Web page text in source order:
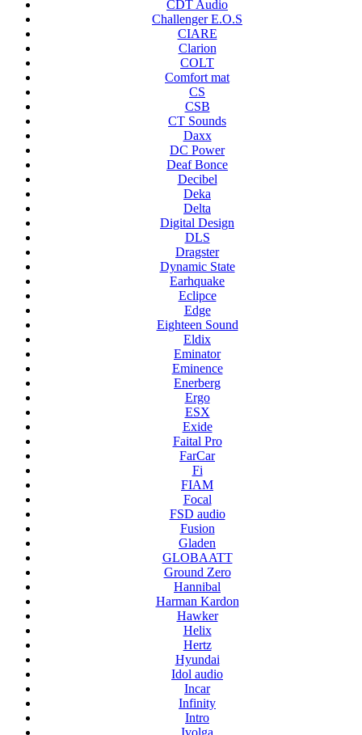
CDT Audio
Challenger E.O.S
CIARE
Clarion
COLT
Comfort mat
CS
CSB
CT Sounds
Daxx
DC Power
Deaf Bonce
Decibel
Deka
Delta
Digital Design
DLS
Dragster
Dynamic State
Earhquake
Eclipce
Edge
Eighteen Sound
Eldix
Eminator
Eminence
Enerberg
Ergo
ESX
Exide
Faital Pro
FarCar
Fi
FIAM
Focal
FSD audio
Fusion
Gladen
GLOBAATT
Ground Zero
Hannibal
Harman Kardon
Hawker
Helix
Hertz
Hyundai
Idol audio
Incar
Infinity
Intro